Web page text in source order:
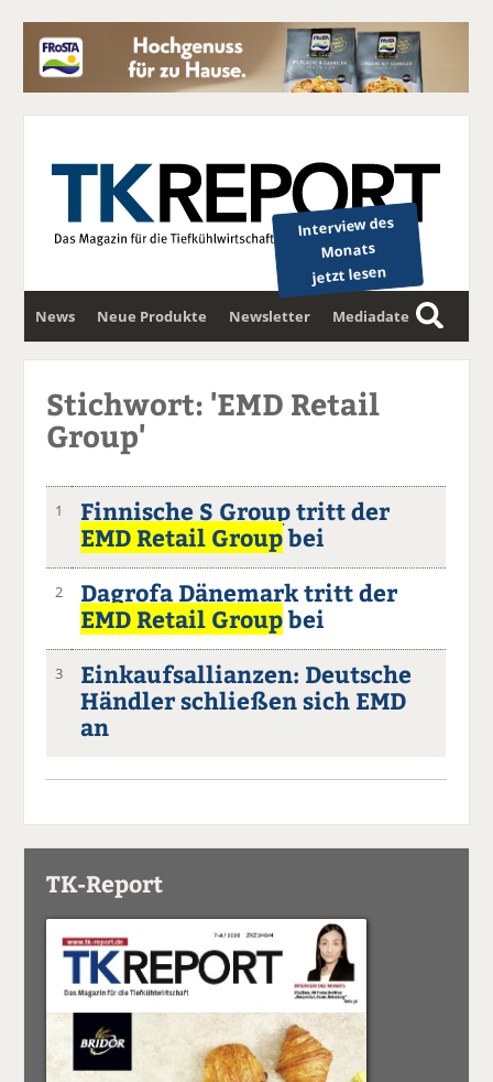
Interview des
Monats
jetzt lesen
News Neue Produkte Newsletter Mediadaten
S
u
Stichwort: 'EMD Retail
Group'
1
Finnische S Group tritt der
EMD Retail Groupbei
2
Dagrofa Dänemark tritt der
EMD Retail Groupbei
3
Einkaufsallianzen: Deutsche
Händler schließen sich EMD
an
TK-Report